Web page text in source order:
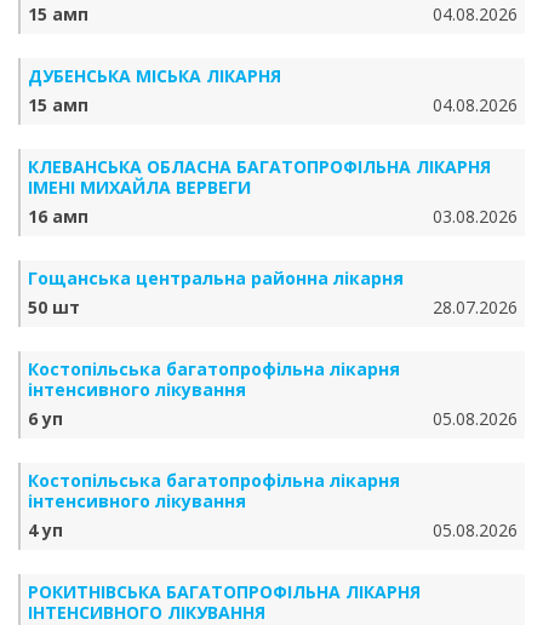
15 амп
04.08.2026
ДУБЕНСЬКА МІСЬКА ЛІКАРНЯ
15 амп
04.08.2026
КЛЕВАНСЬКА ОБЛАСНА БАГАТОПРОФІЛЬНА ЛІКАРНЯ
ІМЕНІ МИХАЙЛА ВЕРВЕГИ
16 амп
03.08.2026
Гощанська центральна районна лікарня
50 шт
28.07.2026
Костопільська багатопрофільна лікарня
інтенсивного лікування
6 уп
05.08.2026
Костопільська багатопрофільна лікарня
інтенсивного лікування
4 уп
05.08.2026
РОКИТНІВСЬКА БАГАТОПРОФІЛЬНА ЛІКАРНЯ
ІНТЕНСИВНОГО ЛІКУВАННЯ